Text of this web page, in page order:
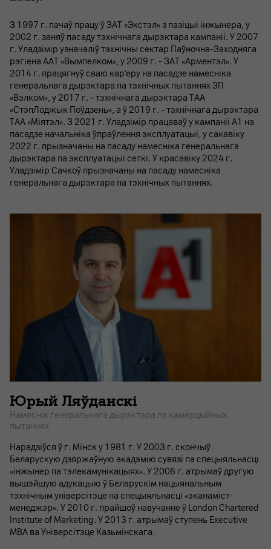
З 1997 г. пачаў працу ў ЗАТ «Экстэл» з пазіцыі інжынера, у
2002 г. заняў пасаду тэхнічнага дырэктара кампаніі. У 2007
г. Уладзімір узначаліў тэхнічны сектар Паўночна-Заходняга
рэгіёна ААТ «Вымпелком», у 2009 г. - ЗАТ «Арментэл». У
2014 г. працягнуў сваю кар'еру на пасадзе намесніка
генеральнага дырэктара па тэхнічных пытаннях ЗП
«Вэлком», у 2017 г. – тэхнічнага дырэктара ТАА
«СтэпЛоджык Поўдзень», а ў 2019 г. – тэхнічнага дырэктара
ТАА «Міятэл». З 2021 г. Уладзімір працаваў у кампаніі А1 на
пасадзе начальніка ўпраўлення эксплуатацыі, у сакавіку
2022 г. прызначаны на пасаду намесніка генеральнага
дырэктара па эксплуатацыі сеткі. У красавіку 2024 г.
Уладзімір Сачкоў прызначаны на пасаду намесніка
генеральнага дырэктара па тэхнічных пытаннях.
Юрый Ляўданскі
Намеснік генеральнага дырэктара па камерцыйных
пытаннях
Нарадзіўся ў г. Мінск у 1981 г. У 2003 г. скончыў
Беларускую дзяржаўную акадэмію сувязі па спецыяльнасці
«інжынер па тэлекамунікацыях». У 2006 г. атрымаў другую
вышэйшую адукацыю ў Беларускім нацыянальным
тэхнічным універсітэце па спецыяльнасці «эканаміст-
менеджэр». У 2010 г. прайшоў навучанне ў London Chartered
Institute of Marketing. У 2013 г. атрымаў ступень Executive
MBA ва Універсітэце Казьмінскага.